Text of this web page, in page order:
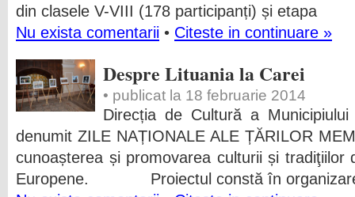
din clasele V-VIII (178 participanți) și etapa
Nu exista comentarii • Citeste in continuare »
Despre Lituania la Carei
• publicat la 18 februarie 2014
Direcția de Cultură a
denumit ZILE NAȚIONALE ALE ȚĂRILOR
cunoașterea și promovarea culturii și tradiţiilor
Europene. Proiectul constă în